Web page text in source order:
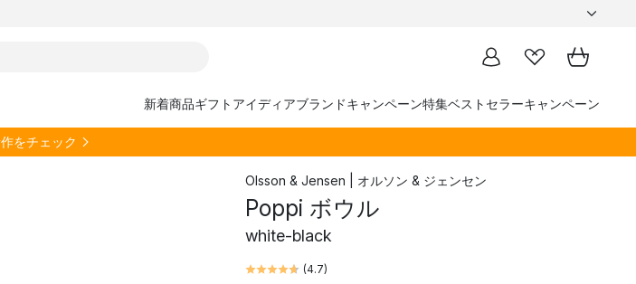
新着商品ギフトアイディアブランドキャンペーン特集ベストセラーキャンペーン
をチェック
Olsson & Jensen | オルソン & ジェンセン
Poppi ボウル
white-black
(4.7)